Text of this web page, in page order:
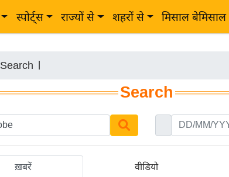
स्पोर्ट्स राज्यों से शहरों से मिसाल बेमिसाल
Search
Search
ख़बरें वीडियो